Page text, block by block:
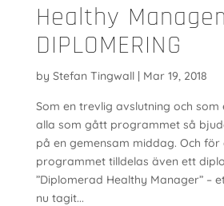
Healthy
DIPLOMERING
by Stefan Tingwall| Mar 19, 2018
Som en trevlig avslutning och
alla som gått programmet så
på en gemensam middag. Och
programmet tilldelas även ett
”Diplomerad Healthy Manager” –
nu tagit...